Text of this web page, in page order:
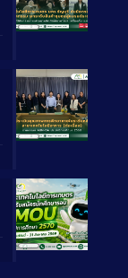
Long
Long
Long